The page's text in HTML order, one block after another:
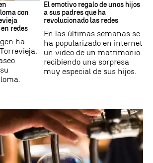
con
redes
ha
El emotivo regalo de unos hijos
a sus padres que ha
revolucionado las redes
En las últimas semanas se
ha popularizado en internet
un video de un matrimonio
recibiendo una sorpresa
muy especial de sus hijos.